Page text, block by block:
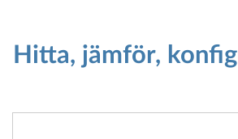
Hitta, jämför,